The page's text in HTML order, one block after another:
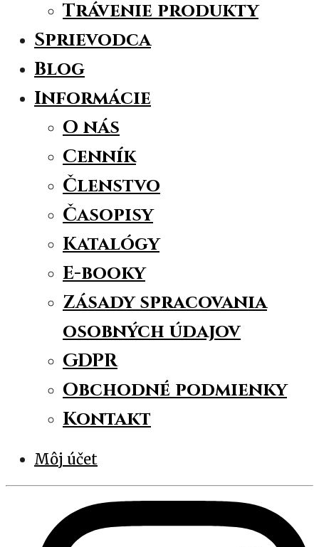
Trávenie produkty
Sprievodca
Blog
Informácie
O nás
Cenník
Členstvo
Časopisy
Katalógy
E-booky
Zásady spracovania
osobných údajov
GDPR
Obchodné podmienky
Kontakt
Môj účet